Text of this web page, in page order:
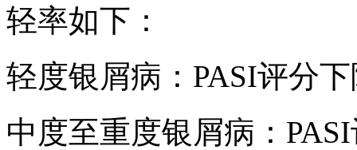
轻率如下：
轻度银屑病：PASI评分
中度至重度银屑病：